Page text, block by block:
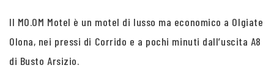
Il MO.OM Motel è un motel di lusso ma economico a Olgiate
Olona, nei pressi di Corrido e a pochi minuti dall’uscita A8
di Busto Arsizio.